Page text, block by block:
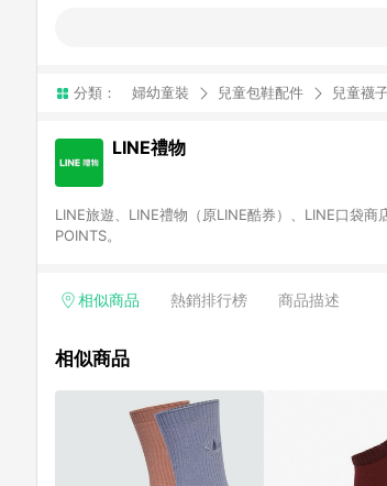
分類： 婦幼童裝 兒童包鞋配件 兒童襪
LINE禮物
LINE旅遊、LINE禮物（原LINE酷券）、LINE口袋
POINTS。
相似商品 熱銷排行榜 商品描述
相似商品